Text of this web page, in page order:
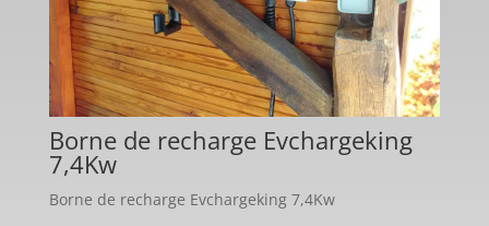
Borne de recharge Evchargeking
7,4Kw
Borne de recharge Evchargeking 7,4Kw